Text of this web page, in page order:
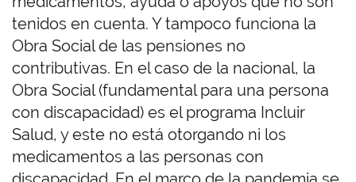
tenidos en cuenta. Y tampoco funciona la
Obra Social de las pensiones no
contributivas. En el caso de la nacional, la
Obra Social (fundamental para una persona
con discapacidad) es el programa Incluir
Salud, y este no está otorgando ni los
medicamentos a las personas con